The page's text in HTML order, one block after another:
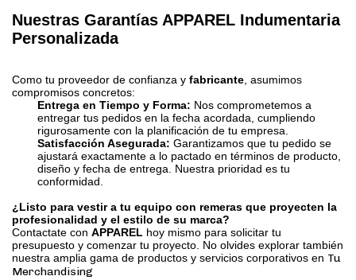
Nuestras Garantías APPAREL Indumentaria
Personalizada
Como tu proveedor de confianza y fabricante, asumimos
compromisos concretos:
Entrega en Tiempo y Forma: Nos comprometemos a
entregar tus pedidos en la fecha acordada, cumpliendo
rigurosamente con la planificación de tu empresa.
Satisfacción Asegurada: Garantizamos que tu pedido se
ajustará exactamente a lo pactado en términos de producto,
diseño y fecha de entrega. Nuestra prioridad es tu
conformidad.
¿Listo para vestir a tu equipo con remeras que proyecten la
profesionalidad y el estilo de su marca?
Contactate con APPAREL hoy mismo para solicitar tu
presupuesto y comenzar tu proyecto. No olvides explorar también
nuestra amplia gama de productos y servicios corporativos en Tu
Merchandising